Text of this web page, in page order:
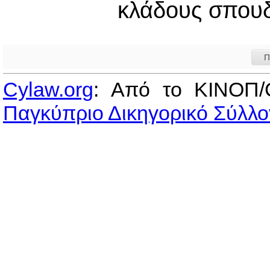
κλάδους
Cylaw.org: Από το
Παγκύπριο Δικηγορικό